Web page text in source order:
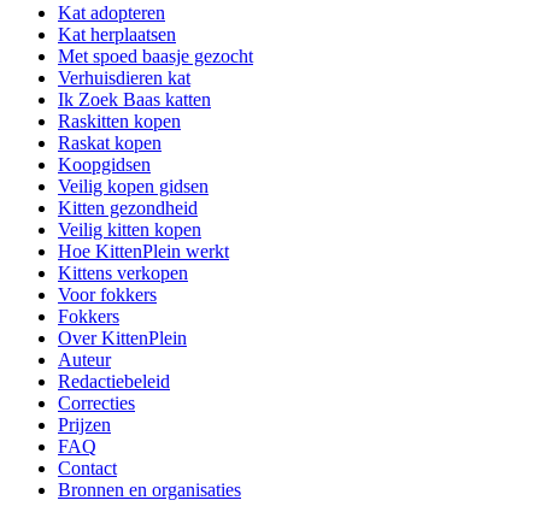
Kat adopteren
Kat herplaatsen
Met spoed baasje gezocht
Verhuisdieren kat
Ik Zoek Baas katten
Raskitten kopen
Raskat kopen
Koopgidsen
Veilig kopen gidsen
Kitten gezondheid
Veilig kitten kopen
Hoe KittenPlein werkt
Kittens verkopen
Voor fokkers
Fokkers
Over KittenPlein
Auteur
Redactiebeleid
Correcties
Prijzen
FAQ
Contact
Bronnen en organisaties